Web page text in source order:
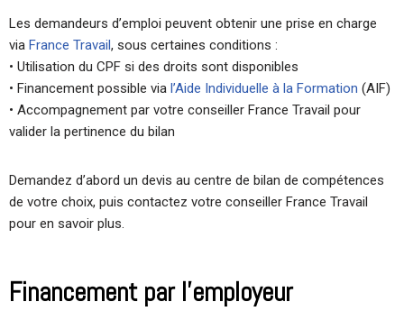
Les demandeurs d’emploi peuvent obtenir une prise en charge
via France Travail, sous certaines conditions :
• Utilisation du CPF si des droits sont disponibles
• Financement possible via l’Aide Individuelle à la Formation (AIF)
• Accompagnement par votre conseiller France Travail pour
valider la pertinence du bilan
Demandez d’abord un devis au centre de bilan de compétences
de votre choix, puis contactez votre conseiller France Travail
pour en savoir plus.
Financement par l’employeur